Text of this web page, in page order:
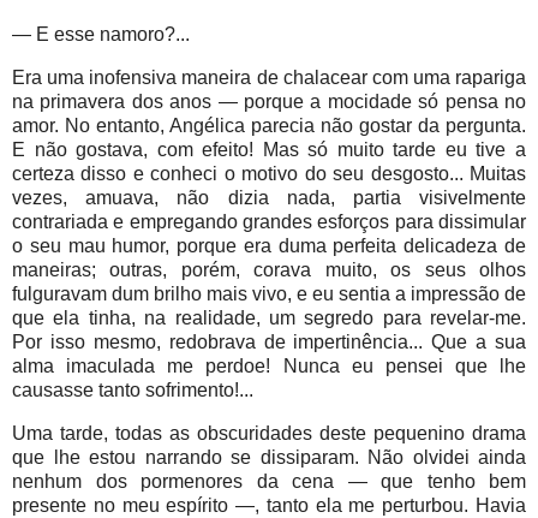
— E esse namoro?...
Era uma inofensiva maneira de chalacear com uma rapariga
na primavera dos anos — porque a mocidade só pensa no
amor. No entanto, Angélica parecia não gostar da pergunta.
E não gostava, com efeito! Mas só muito tarde eu tive a
certeza disso e conheci o motivo do seu desgosto... Muitas
vezes, amuava, não dizia nada, partia visivelmente
contrariada e empregando grandes esforços para dissimular
o seu mau humor, porque era duma perfeita delicadeza de
maneiras; outras, porém, corava muito, os seus olhos
fulguravam dum brilho mais vivo, e eu sentia a impressão de
que ela tinha, na realidade, um segredo para revelar-me.
Por isso mesmo, redobrava de impertinência... Que a sua
alma imaculada me perdoe! Nunca eu pensei que lhe
causasse tanto sofrimento!...
Uma tarde, todas as obscuridades deste pequenino drama
que lhe estou narrando se dissiparam. Não olvidei ainda
nenhum dos pormenores da cena — que tenho bem
presente no meu espírito —, tanto ela me perturbou. Havia